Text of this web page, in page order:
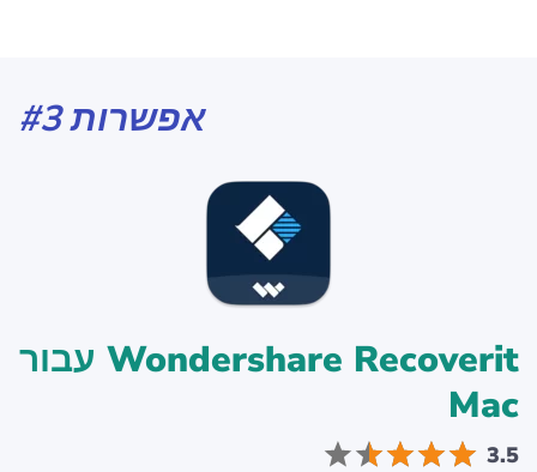
אפשרות #3
Wondershare Recoverit עבור
Mac
3.5